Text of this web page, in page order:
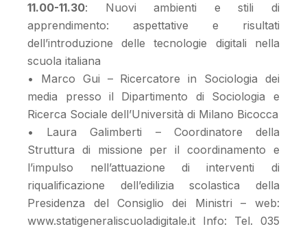
11.00-11.30: Nuovi ambienti e stili di
apprendimento: aspettative e risultati
dell’introduzione delle tecnologie digitali nella
scuola italiana
• Marco Gui – Ricercatore in Sociologia dei
media presso il Dipartimento di Sociologia e
Ricerca Sociale dell’Università di Milano Bicocca
• Laura Galimberti – Coordinatore della
Struttura di missione per il coordinamento e
l’impulso nell’attuazione di interventi di
riqualificazione dell’edilizia scolastica della
Presidenza del Consiglio dei Ministri – web:
www.statigeneraliscuoladigitale.it Info: Tel. 035